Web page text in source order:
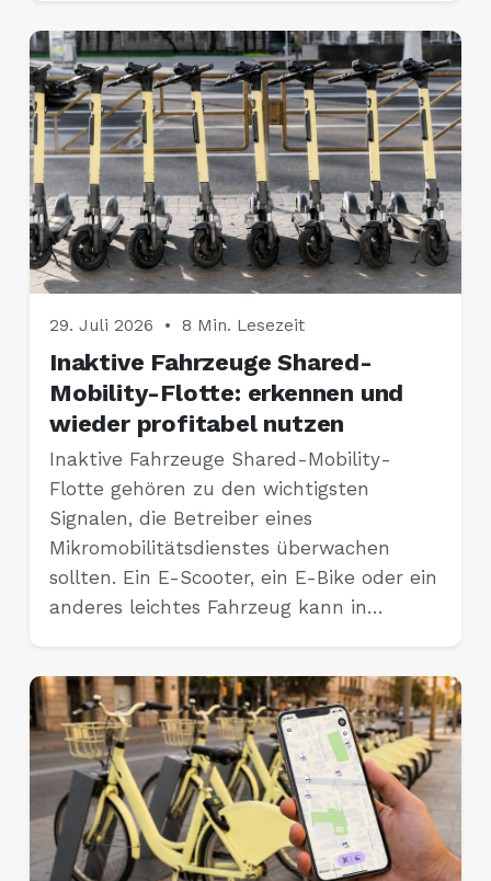
29. Juli 2026 • 8 Min. Lesezeit
Inaktive Fahrzeuge Shared-
Mobility-Flotte: erkennen und
wieder profitabel nutzen
Inaktive Fahrzeuge Shared-Mobility-
Flotte gehören zu den wichtigsten
Signalen, die Betreiber eines
Mikromobilitätsdienstes überwachen
sollten. Ein E-Scooter, ein E-Bike oder ein
anderes leichtes Fahrzeug kann in…